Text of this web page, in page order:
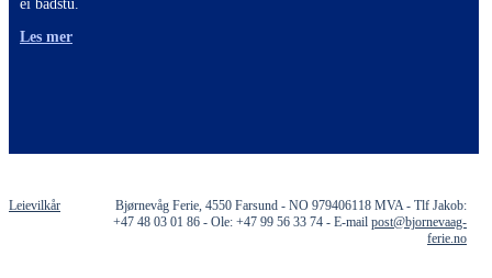
ei badstu.
Les mer
Leievilkår
Bjørnevåg Ferie, 4550 Farsund - NO 979406118 MVA - Tlf Jakob:
+47 48 03 01 86 - Ole: +47 99 56 33 74 - E-mail post@bjornevaag-
ferie.no